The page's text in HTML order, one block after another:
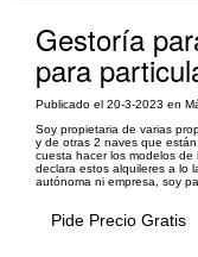
Gestoría
para
Publicado el 20-3-2023 en
Soy propietaria de varias
y de otras 2 naves que
cuesta hacer los modelos
declara estos alquileres a lo
autónoma ni empresa, soy
Pide Precio Gratis